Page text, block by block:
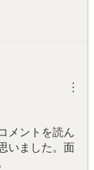
︙
メントを読ん
いました。面